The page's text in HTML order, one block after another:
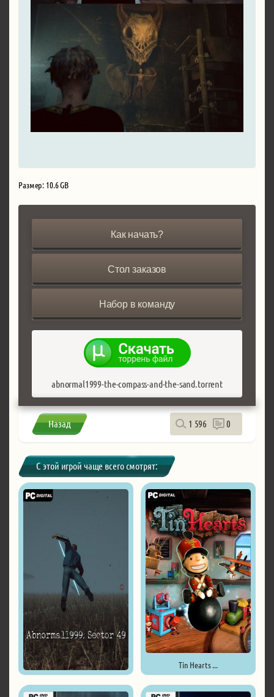
Размер: 10.6 GB
Как начать?
Стол заказов
Набор в команду
abnormal1999-the-compass-and-the-sand.torrent
Назад 1 596 0
С этой игрой чаще всего смотрят:
Tin Hearts ...